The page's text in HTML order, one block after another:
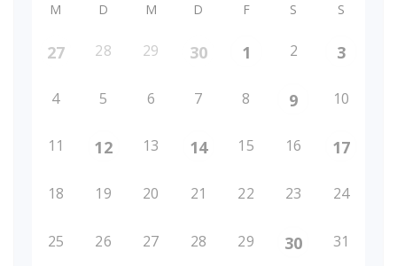
M D M D F S S
27 28 29 30 1 2 3
4 5 6 7 8 9 10
11 12 13 14 15 16 17
18 19 20 21 22 23 24
25 26 27 28 29 30 31